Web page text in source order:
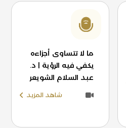
ما لا تتساوى أجزاءه
يكفي فيه الرؤية | د.
عبد السلام الشويعر
شاهد المزيد